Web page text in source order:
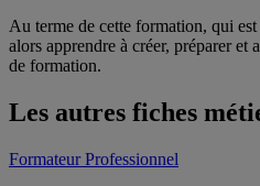
Au terme de cette formation, qui
alors apprendre à créer, préparer et
de formation.
Les autres fiches
Formateur Professionnel